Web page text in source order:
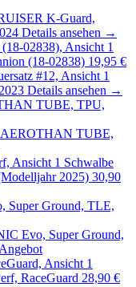
K-Guard,
Details ansehen →
(18-02838) 19,95 €
Details ansehen →
AEROTHAN TUBE,
Schwalbe
2025) 30,90
Evo, Super Ground,
Angebot
RaceGuard 28,90 €